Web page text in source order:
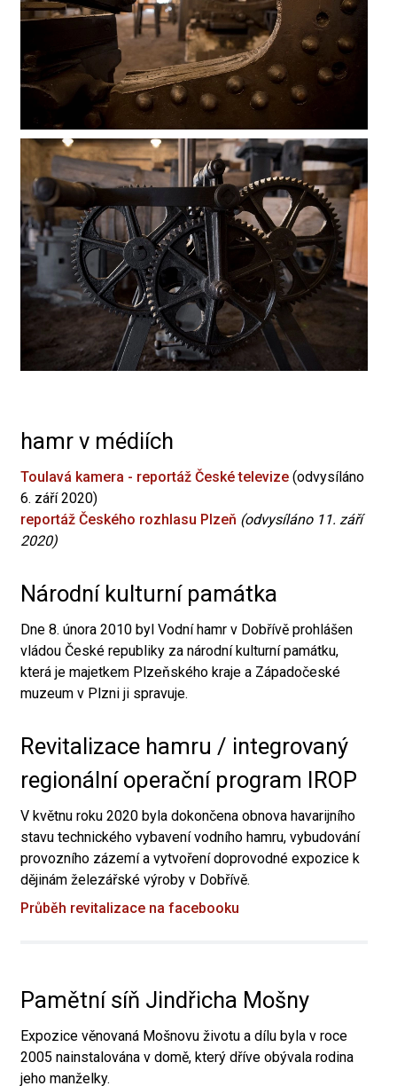
hamr v médiích
Toulavá kamera - reportáž České televize (odvysíláno
6. září 2020)
reportáž Českého rozhlasu Plzeň (odvysíláno 11. září
2020)
Národní kulturní památka
Dne 8. února 2010 byl Vodní hamr v Dobřívě prohlášen
vládou České republiky za národní kulturní památku,
která je majetkem Plzeňského kraje a Západočeské
muzeum v Plzni ji spravuje.
Revitalizace hamru / integrovaný
regionální operační program IROP
V květnu roku 2020 byla dokončena obnova havarijního
stavu technického vybavení vodního hamru, vybudování
provozního zázemí a vytvoření doprovodné expozice k
dějinám železářské výroby v Dobřívě.
Průběh revitalizace na facebooku
Pamětní síň Jindřicha Mošny
Expozice věnovaná Mošnovu životu a dílu byla v roce
2005 nainstalována v domě, který dříve obývala rodina
jeho manželky.